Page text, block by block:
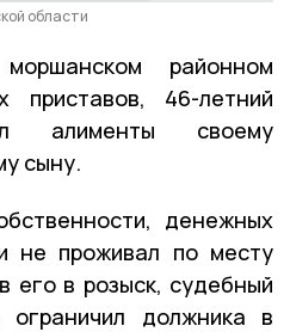
области
районном
приставов, 46-летний
алименты своему
сыну.
денежных
не проживал по месту
его в розыск, судебный
ограничил должника в